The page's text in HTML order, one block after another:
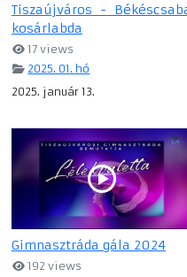
Tiszaújváros -
kosárlabda
17 views
2025. 01. hó
2025. január 13.
Gimnasztráda gála 2024
192 views